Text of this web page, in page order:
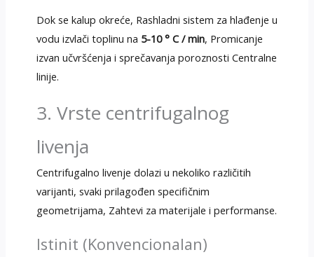
Dok se kalup okreće, Rashladni sistem za hlađenje u
vodu izvlači toplinu na 5-10 ° C / min, Promicanje
izvan učvršćenja i sprečavanja poroznosti Centralne
linije.
3. Vrste centrifugalnog
livenja
Centrifugalno livenje dolazi u nekoliko različitih
varijanti, svaki prilagođen specifičnim
geometrijama, Zahtevi za materijale i performanse.
Istinit (Konvencionalan)